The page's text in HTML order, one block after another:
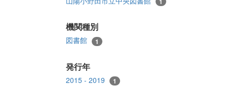
機関種別
図書館 1
発行年
2015 - 2019 1